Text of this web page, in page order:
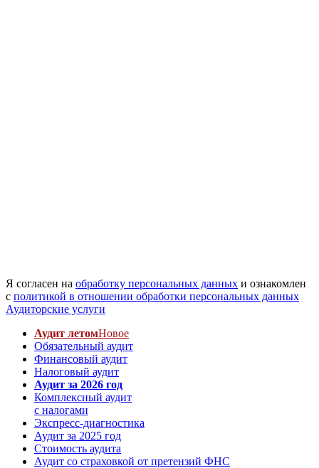
Я согласен на обработку персональных данных и ознакомлен
с политикой в отношении обработки персональных данных
Аудиторские услуги
Аудит летомНовое
Обязательный аудит
Финансовый аудит
Налоговый аудит
Аудит за 2026 год
Комплексный аудит
с налогами
Экспресс-диагностика
Аудит за 2025 год
Стоимость аудита
Аудит со страховкой от претензий ФНС